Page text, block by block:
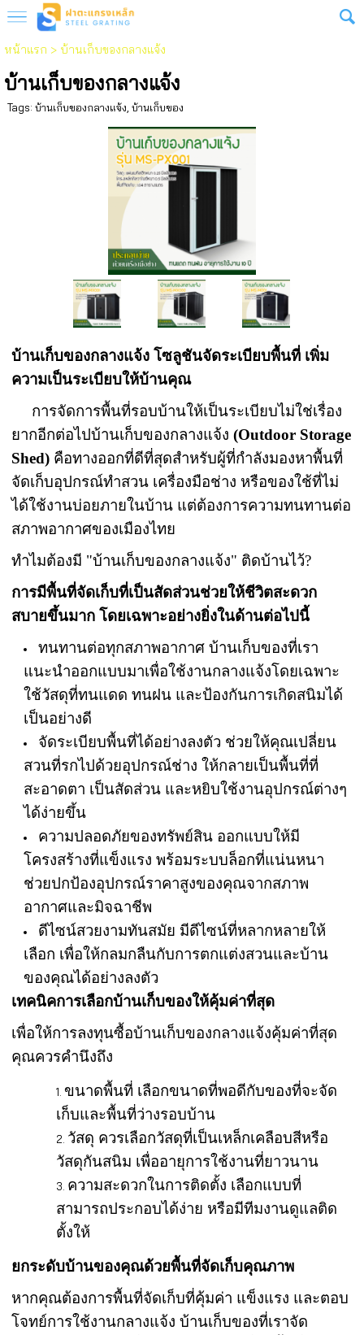
หน้าแรก > บ้านเก็บของกลางแจ้ง
บ้านเก็บของกลางแจ้ง
Tags: บ้านเก็บของกลางแจ้ง บ้านเก็บของ
บ้านเก็บของกลางแจ้ง โซลูชันจัดระเบียบพื้นที่ เพิ่ม
ความเป็นระเบียบให้บ้านคุณ
การจัดการพื้นที่รอบบ้านให้เป็นระเบียบไม่ใช่เรื่อง
ยากอีกต่อไปบ้านเก็บของกลางแจ้ง(Outdoor Storage
Shed) คือทางออกที่ดีที่สุดสำหรับผู้ที่กำลังมองหาพื้นที่
จัดเก็บอุปกรณ์ทำสวน เครื่องมือช่าง หรือของใช้ที่ไม่
ได้ใช้งานบ่อยภายในบ้าน แต่ต้องการความทนทานต่อ
สภาพอากาศของเมืองไทย
ทำไมต้องมี "บ้านเก็บของกลางแจ้ง" ติดบ้านไว้?
การมีพื้นที่จัดเก็บที่เป็นสัดส่วนช่วยให้ชีวิตสะดวก
สบายขึ้นมาก โดยเฉพาะอย่างยิ่งในด้านต่อไปนี้
ทนทานต่อทุกสภาพอากาศ บ้านเก็บของที่เรา
แนะนำออกแบบมาเพื่อใช้งานกลางแจ้งโดยเฉพาะ
ใช้วัสดุที่ทนแดด ทนฝน และป้องกันการเกิดสนิมได้
เป็นอย่างดี
จัดระเบียบพื้นที่ได้อย่างลงตัว ช่วยให้คุณเปลี่ยน
สวนที่รกไปด้วยอุปกรณ์ช่าง ให้กลายเป็นพื้นที่ที่
สะอาดตา เป็นสัดส่วน และหยิบใช้งานอุปกรณ์ต่างๆ
ได้ง่ายขึ้น
ความปลอดภัยของทรัพย์สิน ออกแบบให้มี
โครงสร้างที่แข็งแรง พร้อมระบบล็อกที่แน่นหนา
ช่วยปกป้องอุปกรณ์ราคาสูงของคุณจากสภาพ
อากาศและมิจฉาชีพ
ดีไซน์สวยงามทันสมัย มีดีไซน์ที่หลากหลายให้
เลือก เพื่อให้กลมกลืนกับการตกแต่งสวนและบ้าน
ของคุณได้อย่างลงตัว
เทคนิคการเลือกบ้านเก็บของให้คุ้มค่าที่สุด
เพื่อให้การลงทุนซื้อบ้านเก็บของกลางแจ้งคุ้มค่าที่สุด
คุณควรคำนึงถึง
ขนาดพื้นที่ เลือกขนาดที่พอดีกับของที่จะจัด
เก็บและพื้นที่ว่างรอบบ้าน
วัสดุ ควรเลือกวัสดุที่เป็นเหล็กเคลือบสีหรือ
วัสดุกันสนิม เพื่ออายุการใช้งานที่ยาวนาน
ความสะดวกในการติดตั้ง เลือกแบบที่
สามารถประกอบได้ง่าย หรือมีทีมงานดูแลติด
ตั้งให้
ยกระดับบ้านของคุณด้วยพื้นที่จัดเก็บคุณภาพ
หากคุณต้องการพื้นที่จัดเก็บที่คุ้มค่า แข็งแรง และตอบ
โจทย์การใช้งานกลางแจ้ง บ้านเก็บของที่เราจัด